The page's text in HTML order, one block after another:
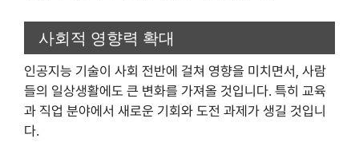
사회적 영향력 확대
인공지능 기술이 사회 전반에 걸쳐 영향을 미치면서, 사람
들의 일상생활에도 큰 변화를 가져올 것입니다. 특히 교육
과 직업 분야에서 새로운 기회와 도전 과제가 생길 것입니
다.